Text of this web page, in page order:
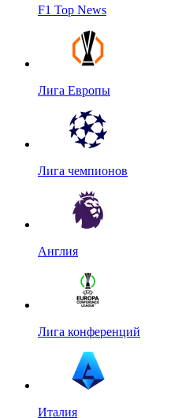
F1 Top News
Лига Европы
Лига чемпионов
Англия
Лига конференций
Италия